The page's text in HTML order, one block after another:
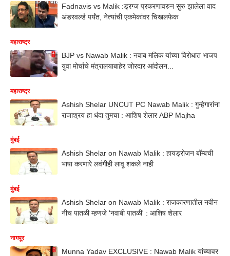
Fadnavis vs Malik :ड्रग्ज प्रकरणावरुन सुरु झालेला वाद
अंडरवर्ल्ड पर्यंत, नेत्यांची एकमेकांवर चिखलफेक
महाराष्ट्र
BJP vs Nawab Malik : नवाब मलिक यांच्या विरोधात भाजप
युवा मोर्चाचे मंत्रालयाबाहेर जोरदार आंदोलन...
महाराष्ट्र
Ashish Shelar UNCUT PC Nawab Malik : गुन्हेगारांना
राजाश्रय हा धंदा तुमचा : आशिष शेलार ABP Majha
मुंबई
Ashish Shelar on Nawab Malik : हायड्रोजन बॉम्बची
भाषा करणारे लवंगीही लावू शकले नाही
मुंबई
Ashish Shelar on Nawab Malik : राजकारणातील नवीन
नीच पातळी म्हणजे 'नवाबी पातळी' : आशिष शेलार
नागपूर
Munna Yadav EXCLUSIVE : Nawab Malik यांच्यावर